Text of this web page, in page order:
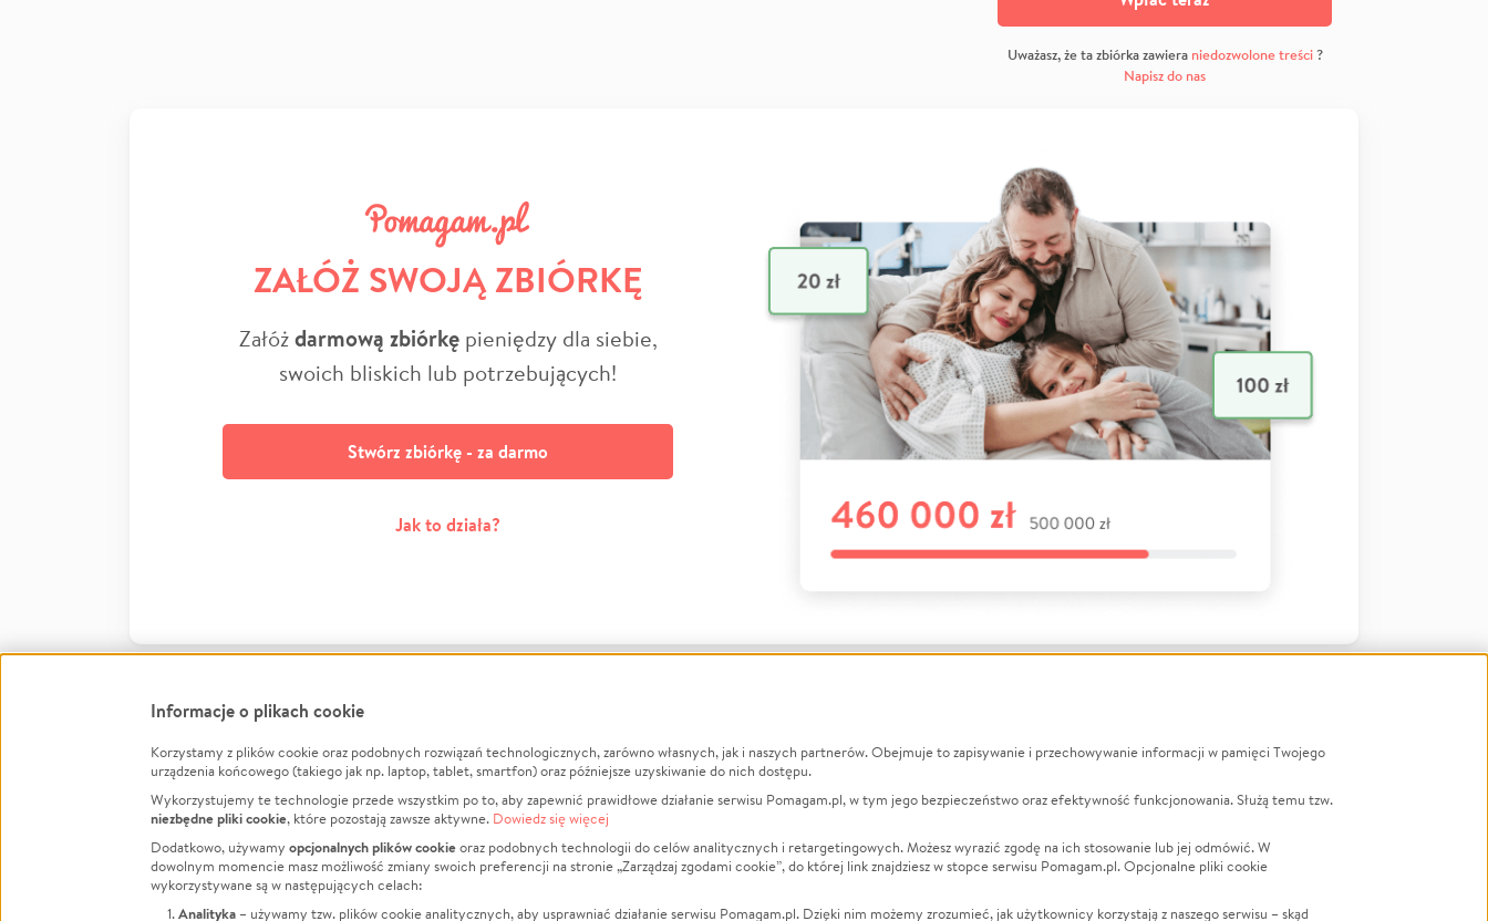
Uważasz, że ta zbiórka zawiera niedozwolone treści?
Napisz do nas
ZAŁÓŻ SWOJĄ ZBIÓRKĘ
Załóżdarmową zbiórkępieniędzy dla siebie,
swoich bliskich lub potrzebujących!
Stwórz zbiórkę - za darmo
Jak to działa?
FacebookTwitter Instagram
LinkedInTikTok Youtube
Informacje
Jak to działa?
Regulamin
Polityka Prywatności
O nas
Opinie
Raporty
Za darmo
Zbieraj na
Leczenie
Zwierzęta
Pożar
LGBTQ+
Powódź
Wichura
Informacje o plikach cookie
Korzystamy z plików cookie oraz podobnych rozwiązań technologicznych, zarówno własnych, jak i naszych partnerów. Obejmuje to zapisywanie i przechowywanie informacji w pamięci Twojego
urządzenia końcowego (takiego jak np. laptop, tablet, smartfon) oraz późniejsze uzyskiwanie do nich dostępu.
Wykorzystujemy te technologie przede wszystkim po to, aby zapewnić prawidłowe działanie serwisu Pomagam.pl, w tym jego bezpieczeństwo oraz efektywność funkcjonowania. Służą temu tzw.
niezbędne pliki cookie, które pozostają zawsze aktywne. Dowiedz się więcej
Dodatkowo, używamy opcjonalnych plików cookieoraz podobnych technologii do celów analitycznych i retargetingowych. Możesz wyrazić zgodę na ich stosowanie lub jej odmówić. W
dowolnym momencie masz możliwość zmiany swoich preferencji na stronie „Zarządzaj zgodami cookie”, do której link znajdziesz w stopce serwisu Pomagam.pl. Opcjonalne pliki cookie
wykorzystywane są w następujących celach:
Analityka – używamy tzw. plików cookie analitycznych, aby usprawniać działanie serwisu Pomagam.pl. Dzięki nim możemy zrozumieć, jak użytkownicy korzystają z naszego serwisu – skąd